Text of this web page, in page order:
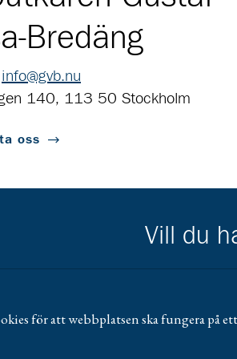
Bredäng
info@gvb.nu
140, 113 50 Stockholm
oss
Vill du
för att webbplatsen ska fungera på